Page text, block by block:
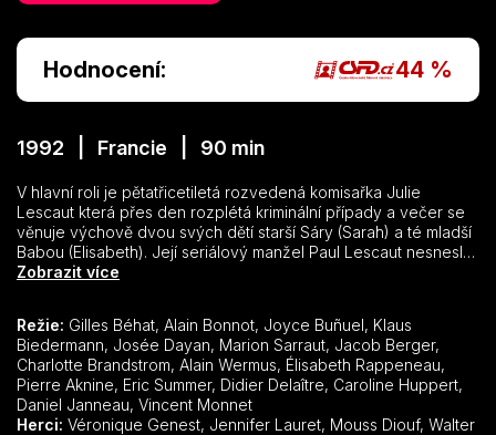
Hodnocení: 44 %
1992 | Francie | 90 min
V hlavní roli je pětatřicetiletá rozvedená komisařka Julie
Lescaut která přes den rozplétá kriminální případy a večer se
věnuje výchově dvou svých dětí starší Sáry (Sarah) a té mladší
Babou (Elisabeth). Její seriálový manžel Paul Lescaut nesnesl
těžké soužití s policistkou a proto se rozvedl.Julie si po nějaké
poručík Kaplan, Motta a Zorra specializují se na informatiku.
Zobrazit více
Režie: Gilles Béhat, Alain Bonnot, Joyce Buñuel, Klaus
Biedermann, Josée Dayan, Marion Sarraut, Jacob Berger,
Charlotte Brandstrom, Alain Wermus, Élisabeth Rappeneau,
Pierre Aknine, Eric Summer, Didier Delaître, Caroline Huppert,
Daniel Janneau, Vincent Monnet
Herci: